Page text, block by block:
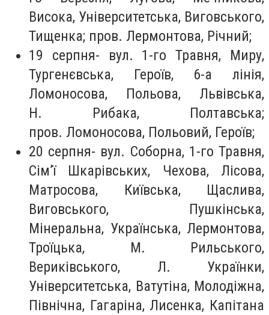
Висока, Університетська, Виговського,
Тищенка; пров. Лермонтова, Річний;
19 серпня- вул. 1-го Травня, Миру,
Тургенєвська, Героїв, 6-а лінія,
Ломоносова, Польова, Львівська,
Н. Рибака, Полтавська;
пров. Ломоносова, Польовий, Героїв;
20 серпня- вул. Соборна, 1-го Травня,
Сім’ї Шкарівських, Чехова, Лісова,
Матросова, Київська, Щаслива,
Виговського, Пушкінська,
Мінеральна, Українська, Лермонтова,
Троїцька, М. Рильського,
Вериківського, Л. Українки,
Університетська, Ватутіна, Молодіжна,
Північна, Гагаріна, Лисенка, Капітана